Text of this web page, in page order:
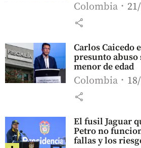
Colombia
share
Carlos Caicedo
presunto abuso
menor de edad
Colombia
share
El fusil Jaguar
Petro no
fallas y los